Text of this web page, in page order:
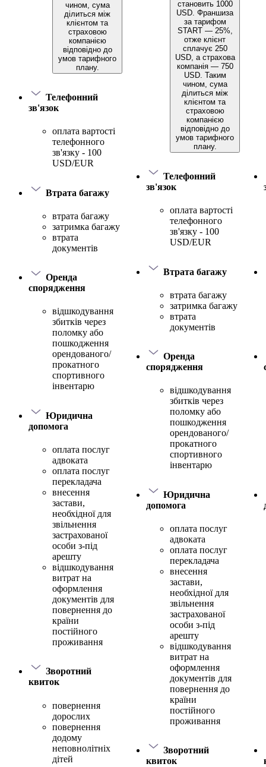
чином, сума
ділиться між
клієнтом та
страховою
компанією
відповідно до
умов тарифного
плану.
Телефонний
зв'язок
оплата вартості
телефонного
зв'язку - 100
USD/EUR
Втрата багажу
втрата багажу
затримка багажу
втрата
документів
Оренда
спорядження
відшкодування
збитків через
поломку або
пошкодження
орендованого/
прокатного
спортивного
інвентарю
Юридична
допомога
оплата послуг
адвоката
оплата послуг
перекладача
внесення
застави,
необхідної для
звільнення
застрахованої
особи з-під
арешту
відшкодування
витрат на
оформлення
документів для
повернення до
країни
постійного
проживання
Зворотний
квиток
повернення
дорослих
повернення
додому
неповнолітніх
дітей
становить 1000
USD. Франшиза
за тарифом
START — 25%,
отже клієнт
сплачує 250
USD, а страхова
компанія — 750
USD. Таким
чином, сума
ділиться між
клієнтом та
страховою
компанією
відповідно до
умов тарифного
плану.
Телефонний
зв'язок
оплата вартості
телефонного
зв'язку - 100
USD/EUR
Втрата багажу
втрата багажу
затримка багажу
втрата
документів
Оренда
спорядження
відшкодування
збитків через
поломку або
пошкодження
орендованого/
прокатного
спортивного
інвентарю
Юридична
допомога
оплата послуг
адвоката
оплата послуг
перекладача
внесення
застави,
необхідної для
звільнення
застрахованої
особи з-під
арешту
відшкодування
витрат на
оформлення
документів для
повернення до
країни
постійного
проживання
Зворотний
квиток